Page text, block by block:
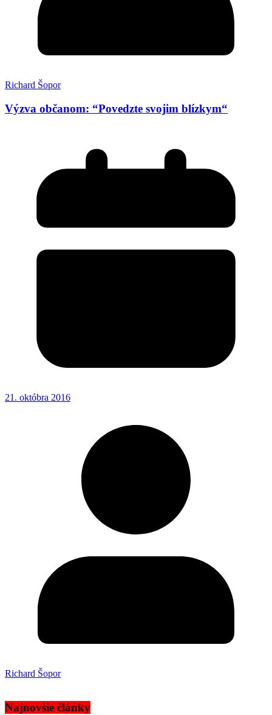
Richard Šopor
Výzva občanom: “Povedzte svojim blízkym“
21. októbra 2016
Richard Šopor
Najnovšie články